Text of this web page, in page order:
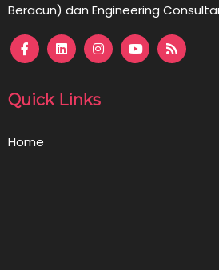
Beracun) dan Engineering
Quick Links
Home